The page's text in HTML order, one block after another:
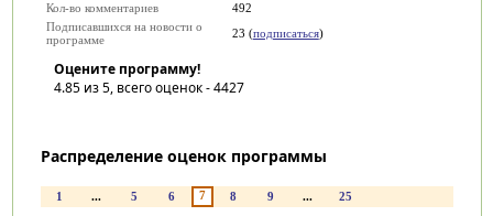
Кол-во комментариев
492
Подписавшихся на новости о
программе
23 (подписаться)
Оцените программу!
4.85из 5, всего оценок -4427
Распределение оценок программы
1 ... 5 6 7 8 9 ... 25